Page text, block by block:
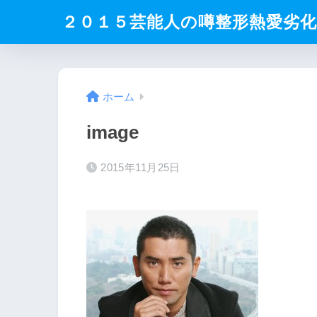
２０１５芸能人の噂整形熱愛劣
ホーム
image
2015年11月25日